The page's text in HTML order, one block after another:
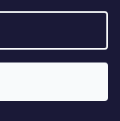
expedícia ako